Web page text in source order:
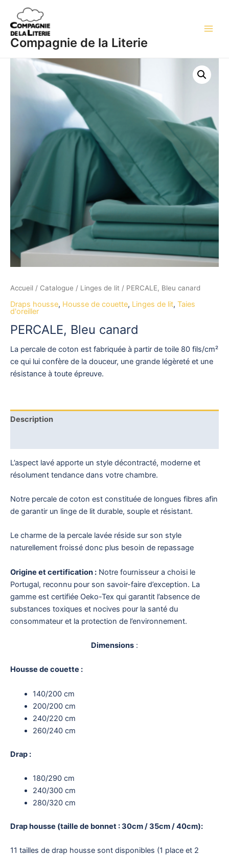
contenu
Compagnie de la Literie
Accueil / Catalogue / Linges de lit / PERCALE, Bleu canard
Draps housse, Housse de couette, Linges de lit, Taies
d'oreiller
PERCALE, Bleu canard
La percale de coton est fabriquée à partir de toile 80 fils/cm²
ce qui lui confère de la douceur, une grande légèreté et une
résistance à toute épreuve.
Description
L’aspect lavé apporte un style décontracté, moderne et
résolument tendance dans votre chambre.
Notre percale de coton est constituée de longues fibres afin
de garantir un linge de lit durable, souple et résistant.
Le charme de la percale lavée réside sur son style
naturellement froissé donc plus besoin de repassage
Origine et certification : Notre fournisseur a choisi le
Portugal, reconnu pour son savoir-faire d’exception. La
gamme est certifiée Oeko-Tex qui garantit l’absence de
substances toxiques et nocives pour la santé du
consommateur et la protection de l’environnement.
Dimensions :
Housse de couette :
140/200 cm
200/200 cm
240/220 cm
260/240 cm
Drap :
180/290 cm
240/300 cm
280/320 cm
Drap housse (taille de bonnet : 30cm / 35cm / 40cm):
11 tailles de drap housse sont disponibles (1 place et 2